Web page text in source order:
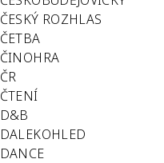
ČESKÝ ROZHLAS
ČETBA
ČINOHRA
ČR
ČTENÍ
D&B
DALEKOHLED
DANCE